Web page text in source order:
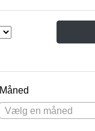
Måned
Vælg en måned